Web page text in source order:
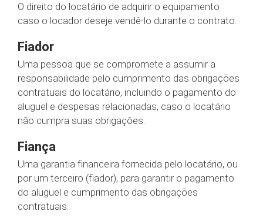
O direito do locatário de adquirir o equipamento
caso o locador deseje vendê-lo durante o contrato.
Fiador
Uma pessoa que se compromete a assumir a
responsabilidade pelo cumprimento das obrigações
contratuais do locatário, incluindo o pagamento do
aluguel e despesas relacionadas, caso o locatário
não cumpra suas obrigações.
Fiança
Uma garantia financeira fornecida pelo locatário, ou
por um terceiro (fiador), para garantir o pagamento
do aluguel e cumprimento das obrigações
contratuais.